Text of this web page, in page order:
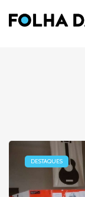
DESTAQUES